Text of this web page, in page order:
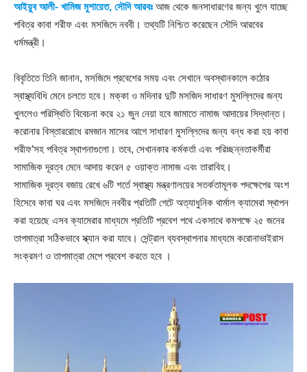
আইয়ুব আলী- খামিজ মুশায়েত, সৌদি আরবঃ আজ থেকে জনসাধারণের জন্য খুলে যাচ্ছে
পবিত্র কাবা শরীফ এবং মসজিদে নববী। তথ্যটি নিশ্চিত করেছেন সৌদি আরবের
ধর্মমন্ত্রী।
বিবৃতিতে তিনি জানান, মসজিদে প্রবেশের সময় এবং সেখানে অবস্থানকালে কঠোর
স্বাস্থ্যবিধি মেনে চলতে হবে। মক্কা ও মদিনার দুটি মসজিদ সাধারণ মুসল্লিদের জন্য
খুললেও পরিস্থিতি বিবেচনা করে ২১ জুন নেয়া হবে জামাতে নামাজ আদায়ের সিদ্ধান্ত।
করোনার বিস্তাররোধে রমজান মাসের আগে সাধারণ মুসল্লিদের জন্য বন্ধ করা হয় কাবা
শরীফ’সহ পবিত্র স্থাপনাগুলো। তবে, সেখানকার কর্মকর্তা এবং পরিচ্ছন্নতাকর্মীরা
সামাজিক দূরত্ব মেনে আদায় করেন ৫ ওয়াক্ত নামাজ এবং তারাবিহ।
সামাজিক দূরত্ব বজায় রেখে ৬টি শর্তে স্বাস্থ্য মন্ত্রণালয়ের সতর্কতামূলক পদক্ষেপের অংশ
হিসেবে কাবা ঘর এবং মসজিদে নববীর প্রতিটি গেটে অত্যাধুনিক থার্মাল ক্যামেরা স্থাপন
করা হয়েছে এসব ক্যামেরার মাধ্যমে প্রতিটি প্রবেশ পথে একসাথে কমপক্ষে ২৫ জনের
তাপমাত্রা সঠিকভাবে স্ক্যান করা যাবে। সেন্ট্রাল ব্যবস্থাপনার মাধ্যমে করোনাভাইরাস
সংক্রমণ ও তাপমাত্রা মেপে প্রবেশ করতে হবে ।